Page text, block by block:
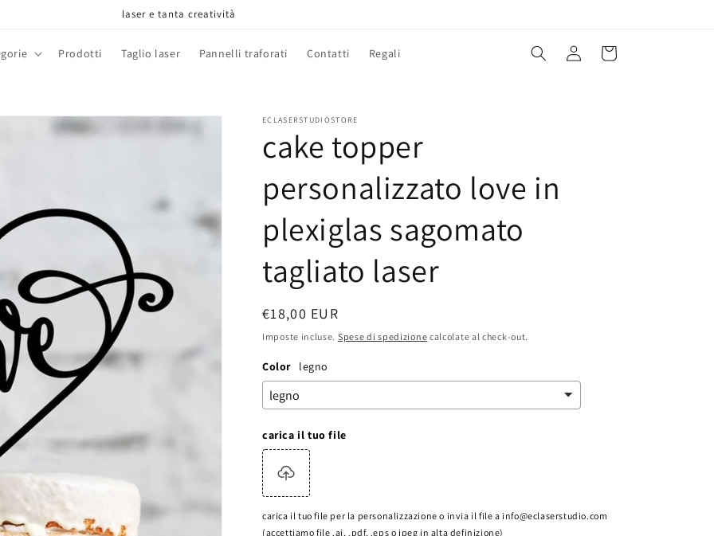
laser e tanta creatività
Prodotti Taglio laser Pannelli traforati Contatti Regali Accedi Carrello
ECLASERSTUDIOSTORE
cake topper
personalizzato love in
plexiglas sagomato
tagliato laser
Prezzo
di
€18,00 EUR
Imposte incluse. Spese di spedizione calcolate al check-out.
Color legno
carica il tuo file
carica il tuo file per la personalizzazione o invia il file a info@eclaserstudio.com
(accettiamo file .ai, .pdf, .eps o jpeg in alta definizione)